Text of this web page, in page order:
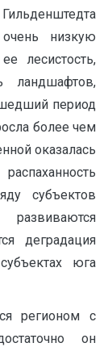
низкую
лесистость,
ландшафтов,
период
более чем
оказалась
субъектов
деградация
юга
регионом с
он